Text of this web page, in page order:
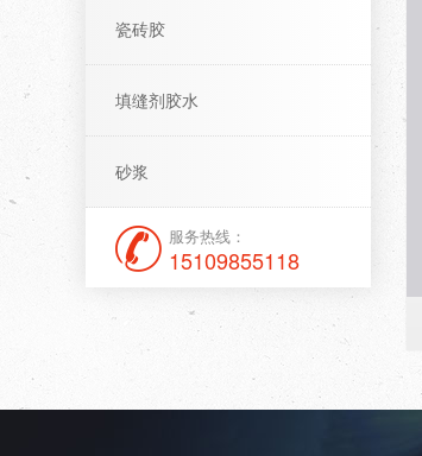
瓷砖胶
填缝剂胶水
砂浆
服务热线：
15109855118